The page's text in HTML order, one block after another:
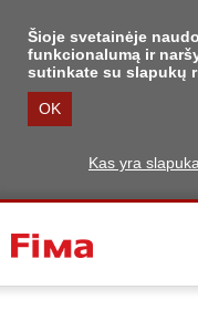
Šioje svetainėje
funkcionalumą ir
sutinkate su slapukų
OK
Kas yra